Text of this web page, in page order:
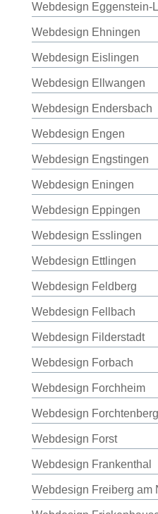
Webdesign Eggenstein-
Webdesign Ehningen
Webdesign Eislingen
Webdesign Ellwangen
Webdesign Endersbach
Webdesign Engen
Webdesign Engstingen
Webdesign Eningen
Webdesign Eppingen
Webdesign Esslingen
Webdesign Ettlingen
Webdesign Feldberg
Webdesign Fellbach
Webdesign Filderstadt
Webdesign Forbach
Webdesign Forchheim
Webdesign Forchtenberg
Webdesign Forst
Webdesign Frankenthal
Webdesign Freiberg am